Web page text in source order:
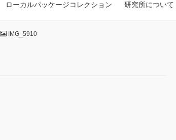
ローカルパッケージコレクション 研究所について
IMG_5910